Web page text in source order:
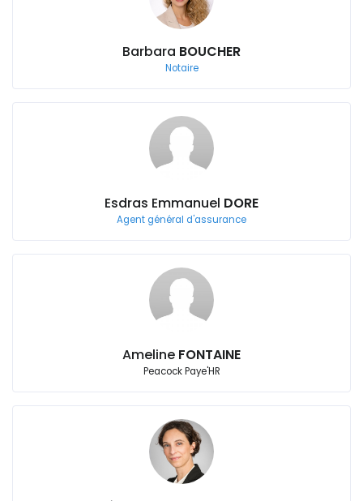
Barbara BOUCHER
Notaire
Esdras Emmanuel DORE
Agent général d'assurance
Ameline FONTAINE
Peacock Paye'HR